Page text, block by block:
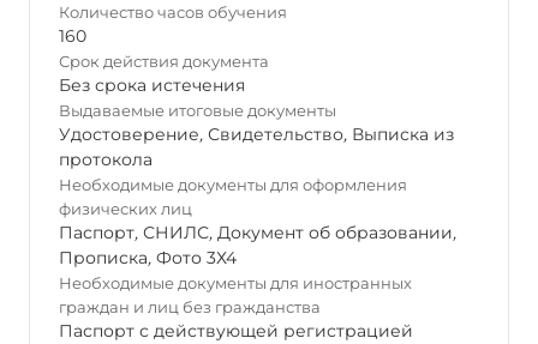
Количество часов обучения
160
Срок действия документа
Без срока истечения
Выдаваемые итоговые документы
Удостоверение, Свидетельство, Выписка из
протокола
Необходимые документы для оформления
физических лиц
Паспорт, СНИЛС, Документ об образовании,
Прописка, Фото 3Х4
Необходимые документы для иностранных
граждан и лиц без гражданства
Паспорт с действующей регистрацией